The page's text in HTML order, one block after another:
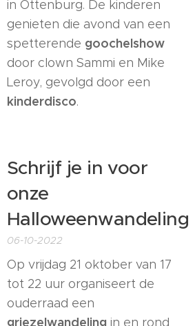
in Ottenburg. De kinderen
genieten die avond van een
spetterende goochelshow
door clown Sammi en Mike
Leroy, gevolgd door een
kinderdisco.
Schrijf je in voor
onze
Halloweenwandeling
06-10-2022
Op vrijdag 21 oktober van 17
tot 22 uur organiseert de
ouderraad een
griezelwandeling in en rond